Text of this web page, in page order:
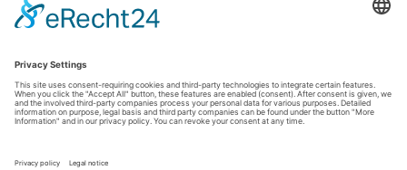
Afdruk |Privacybeleid|Verklaring van toegankelijkheid